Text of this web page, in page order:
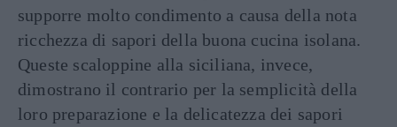
supporre molto condimento a causa della nota
ricchezza di sapori della buona cucina isolana.
Queste scaloppine alla siciliana, invece,
dimostrano il contrario per la semplicità della
loro preparazione e la delicatezza dei sapori